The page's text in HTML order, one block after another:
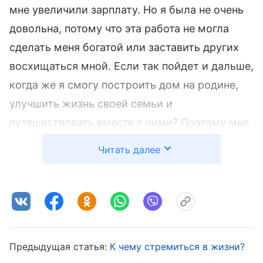
мне увеличили зарплату. Но я была не очень
довольна, потому что эта работа не могла
сделать меня богатой или заставить других
восхищаться мной. Если так пойдет и дальше,
когда же я смогу построить дом на родине,
улучшить жизнь своей семьи и
путешествовать вместе с ними? Поэтому мне
разослала еще резюме. Вскоре я начала
продаж. Я была очень довольна, потому что
Читать далее
Предыдущая статья: К чему стремиться в жизни?